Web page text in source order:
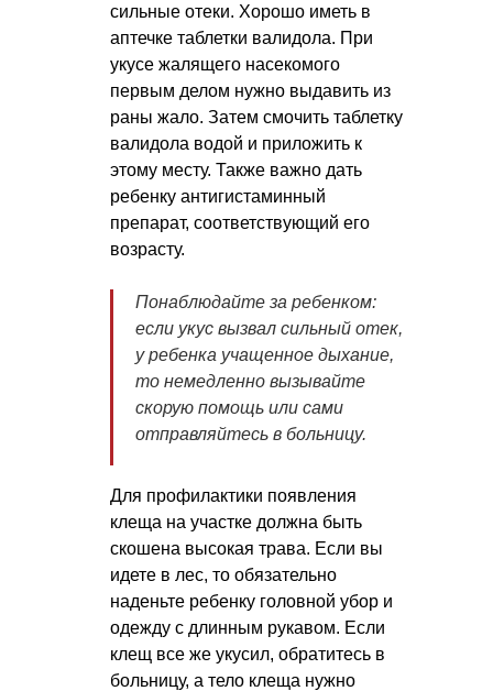
сильные отеки. Хорошо иметь в
аптечке таблетки валидола. При
укусе жалящего насекомого
первым делом нужно выдавить из
раны жало. Затем смочить таблетку
валидола водой и приложить к
этому месту. Также важно дать
ребенку антигистаминный
препарат, соответствующий его
возрасту.
Понаблюдайте за ребенком:
если укус вызвал сильный отек,
у ребенка учащенное дыхание,
то немедленно вызывайте
скорую помощь или сами
отправляйтесь в больницу.
Для профилактики появления
клеща на участке должна быть
скошена высокая трава. Если вы
идете в лес, то обязательно
наденьте ребенку головной убор и
одежду с длинным рукавом. Если
клещ все же укусил, обратитесь в
больницу, а тело клеща нужно